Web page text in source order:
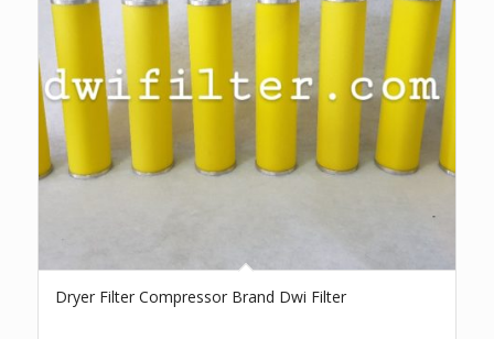
Dryer Filter Compressor Brand Dwi Filter